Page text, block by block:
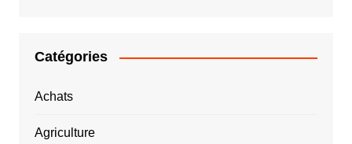
Catégories
Achats
Agriculture